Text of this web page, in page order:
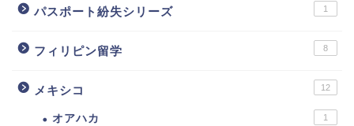
パスポート紛失シリーズ 1
フィリピン留学 8
メキシコ 12
オアハカ 1